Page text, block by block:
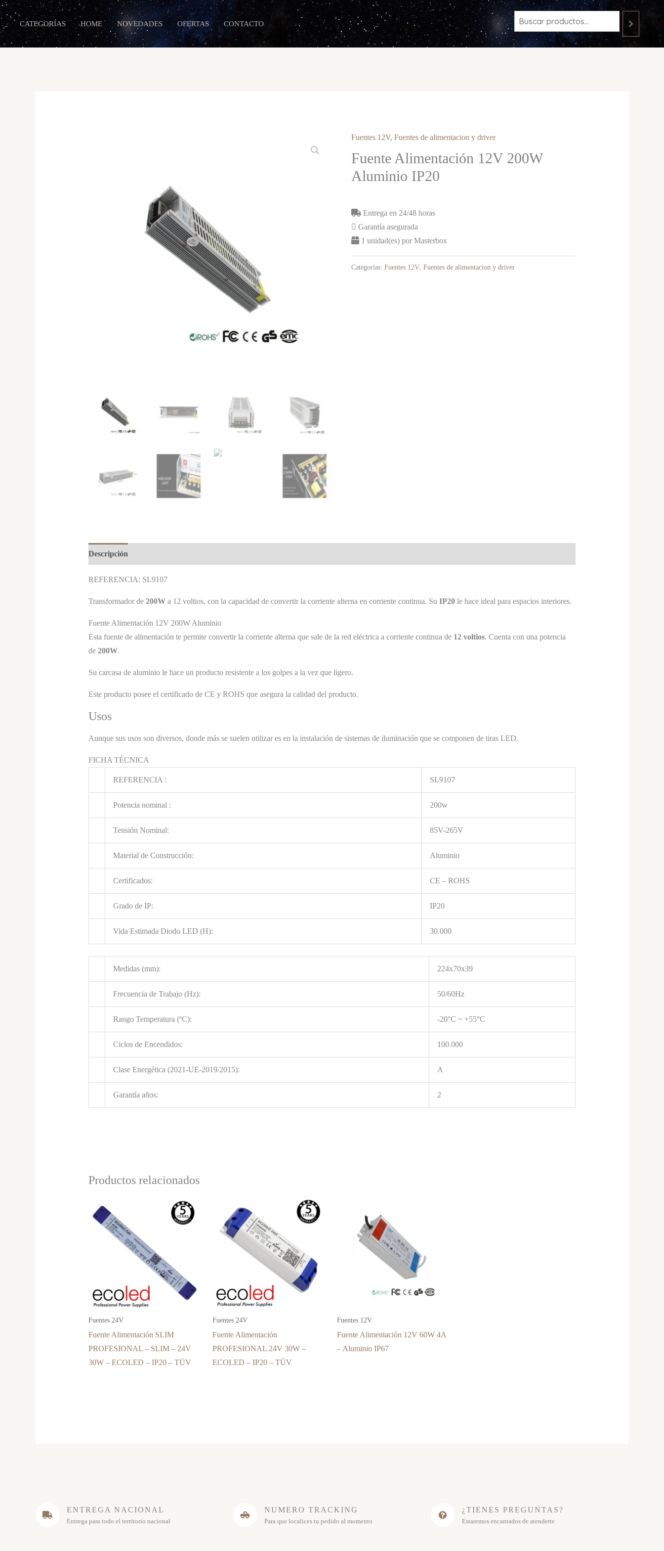
Ir
al
contenido
CATEGORÍAS HOME NOVEDADES OFERTAS CONTACTO
Fuentes 12V,Fuentes de alimentacion y driver
Fuente Alimentación 12V 200W
Aluminio IP20
Entrega en 24/48 horas
Garantía asegurada
1 unidad(es) por Masterbox
Categorías:Fuentes 12V ,Fuentes de alimentacion y driver
Descripción
REFERENCIA: SL9107
Transformador de 200Wa 12 voltios, con la capacidad de convertir la corriente alterna en corriente continua. Su IP20le hace ideal para espacios interiores.
Fuente Alimentación 12V 200W Aluminio
Esta fuente de alimentación te permite convertir la corriente alterna que sale de la red eléctrica a corriente continua de 12 voltios. Cuenta con una potencia
de 200W.
Su carcasa de aluminio le hace un producto resistente a los golpes a la vez que ligero.
Este producto posee el certificado de CE y ROHS que asegura la calidad del producto.
Usos
Aunque sus usos son diversos, donde más se suelen utilizar es en la instalación de sistemas de iluminación que se componen de tiras LED.
FICHA TÉCNICA
REFERENCIA : SL9107
Potencia nominal : 200w
Tensión Nominal: 85V-265V
Material de Construcción: Aluminio
Certificados: CE – ROHS
Grado de IP: IP20
Vida Estimada Diodo LED (H): 30.000
Medidas (mm): 224x70x39
Frecuencia de Trabajo (Hz): 50/60Hz
Rango Temperatura (ºC): -20°C ~ +55°C
Ciclos de Encendidos: 100.000
Clase Energética (2021-UE-2019/2015): A
Garantía años: 2
Productos relacionados
Fuentes 24V
Fuente Alimentación SLIM
PROFESIONAL – SLIM – 24V
30W – ECOLED – IP20 – TÜV
Fuentes 24V
Fuente Alimentación
PROFESIONAL 24V 30W –
ECOLED – IP20 – TÜV
Fuentes 12V
Fuente Alimentación 12V 60W 4A
– Aluminio IP67
ENTREGA NACIONAL
Entrega para todo el territorio nacional
NUMERO TRACKING
Para que localices tu pedido al momento
¿TIENES PREGUNTAS?
Estaremos encantados de atenderte